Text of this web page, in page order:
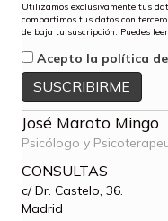
Utilizamos exclusivamente tus
compartimos tus datos con
de baja tu suscripción. Puedes leer
Acepto la política
José Maroto Mingo
Psicólogo y
CONSULTAS
c/ Dr. Castelo, 36.
Madrid